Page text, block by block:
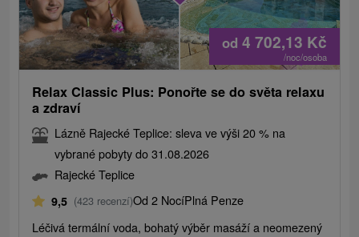
od 4 702,13 Kč
/noc/osoba
Relax Classic Plus: Ponořte se do světa relaxu
a zdraví
Lázně Rajecké Teplice: sleva ve výši 20 % na
vybrané pobyty do 31.08.2026
Rajecké Teplice
9,5 (423 recenzí)Od 2 NocíPlná Penze
Léčivá termální voda, bohatý výběr masáží a neomezený